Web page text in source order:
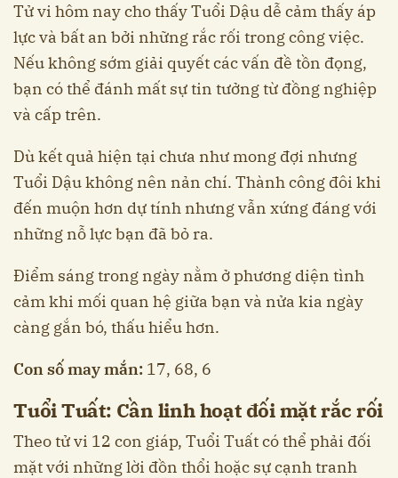
Tử vi hôm nay cho thấy Tuổi Dậu dễ cảm thấy áp
lực và bất an bởi những rắc rối trong công việc.
Nếu không sớm giải quyết các vấn đề tồn đọng,
bạn có thể đánh mất sự tin tưởng từ đồng nghiệp
và cấp trên.
Dù kết quả hiện tại chưa như mong đợi nhưng
Tuổi Dậu không nên nản chí. Thành công đôi khi
đến muộn hơn dự tính nhưng vẫn xứng đáng với
những nỗ lực bạn đã bỏ ra.
Điểm sáng trong ngày nằm ở phương diện tình
cảm khi mối quan hệ giữa bạn và nửa kia ngày
càng gắn bó, thấu hiểu hơn.
Con số may mắn: 17, 68, 6
Tuổi Tuất: Cần linh hoạt đối mặt rắc rối
Theo tử vi 12 con giáp, Tuổi Tuất có thể phải đối
mặt với những lời đồn thổi hoặc sự cạnh tranh